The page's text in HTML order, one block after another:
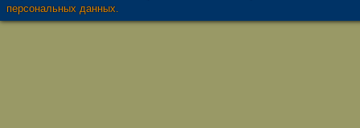
персональных данных.